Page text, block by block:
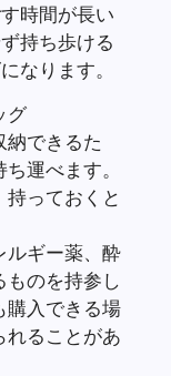
時間が長い
持ち歩ける
なります。
グ
納できるた
運べます。
っておくと
ルギー薬、酔
ものを持参し
購入できる場
れることがあ